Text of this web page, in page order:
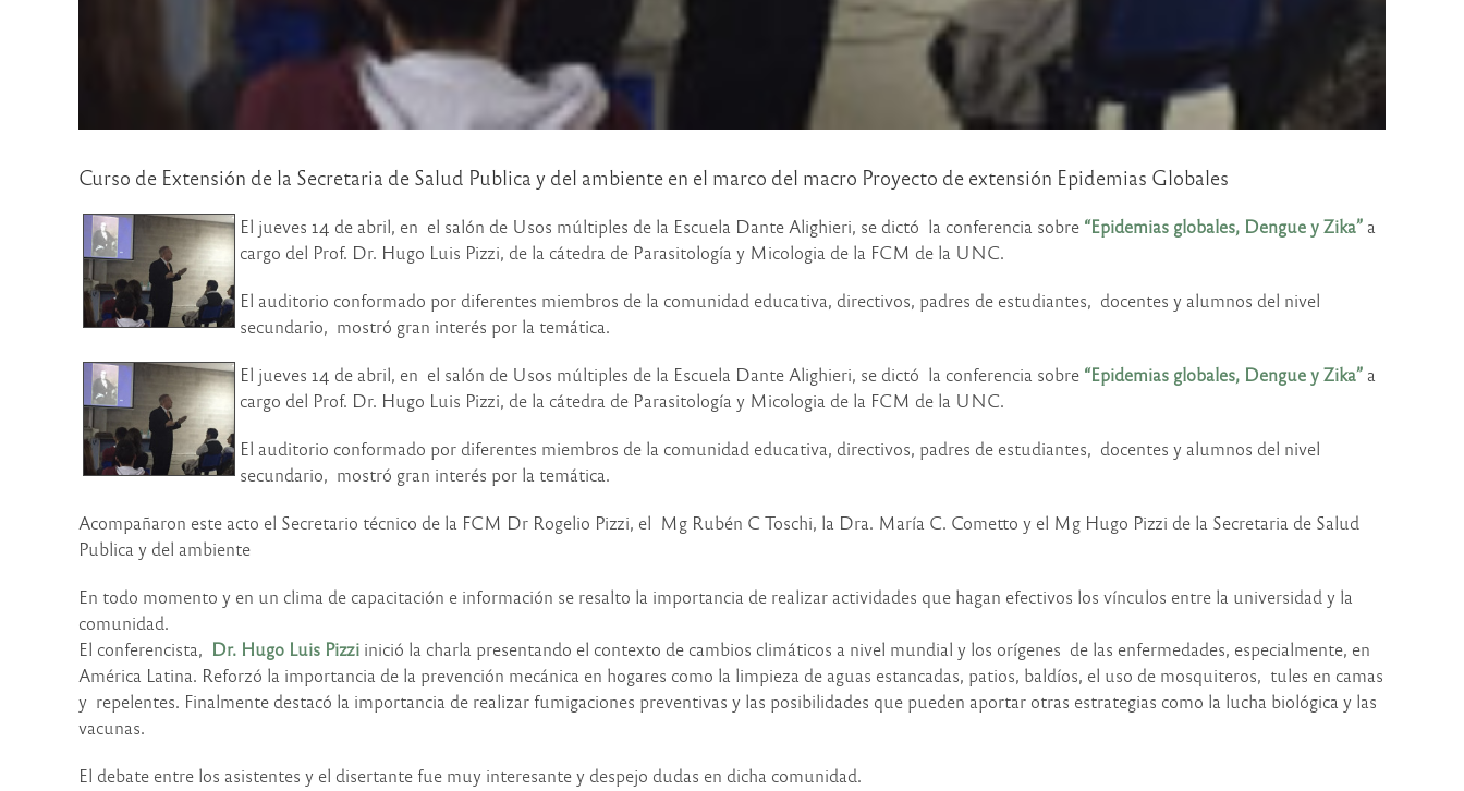
Curso de Extensión de la Secretaria de Salud Publica y del ambiente en el marco del macro Proyecto de extensión Epidemias Globales
El jueves 14 de abril, en el salón de Usos múltiples de la Escuela Dante Alighieri, se dictó la conferencia sobre “Epidemias globales, Dengue y Zika” a
cargo del Prof. Dr. Hugo Luis Pizzi, de la cátedra de Parasitología y Micologia de la FCM de la UNC.
El auditorio conformado por diferentes miembros de la comunidad educativa, directivos, padres de estudiantes, docentes y alumnos del nivel
secundario, mostró gran interés por la temática.
El jueves 14 de abril, en el salón de Usos múltiples de la Escuela Dante Alighieri, se dictó la conferencia sobre “Epidemias globales, Dengue y Zika” a
cargo del Prof. Dr. Hugo Luis Pizzi, de la cátedra de Parasitología y Micologia de la FCM de la UNC.
El auditorio conformado por diferentes miembros de la comunidad educativa, directivos, padres de estudiantes, docentes y alumnos del nivel
secundario, mostró gran interés por la temática.
Acompañaron este acto el Secretario técnico de la FCM Dr Rogelio Pizzi, el Mg Rubén C Toschi, la Dra. María C. Cometto y el Mg Hugo Pizzi de la Secretaria de Salud
Publica y del ambiente
En todo momento y en un clima de capacitación e información se resalto la importancia de realizar actividades que hagan efectivos los vínculos entre la universidad y la
comunidad.
El conferencista, Dr. Hugo Luis Pizzi inició la charla presentando el contexto de cambios climáticos a nivel mundial y los orígenes de las enfermedades, especialmente, en
América Latina. Reforzó la importancia de la prevención mecánica en hogares como la limpieza de aguas estancadas, patios, baldíos, el uso de mosquiteros, tules en camas
y repelentes. Finalmente destacó la importancia de realizar fumigaciones preventivas y las posibilidades que pueden aportar otras estrategias como la lucha biológica y las
vacunas.
El debate entre los asistentes y el disertante fue muy interesante y despejo dudas en dicha comunidad.